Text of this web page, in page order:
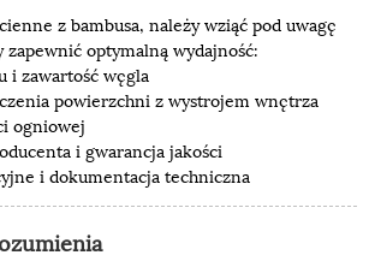
z bambusa, należy wziąć pod uwagę
optymalną wydajność:
i zawartość węgla
powierzchni z wystrojem wnętrza
ogniowej
i gwarancja jakości
i dokumentacja techniczna